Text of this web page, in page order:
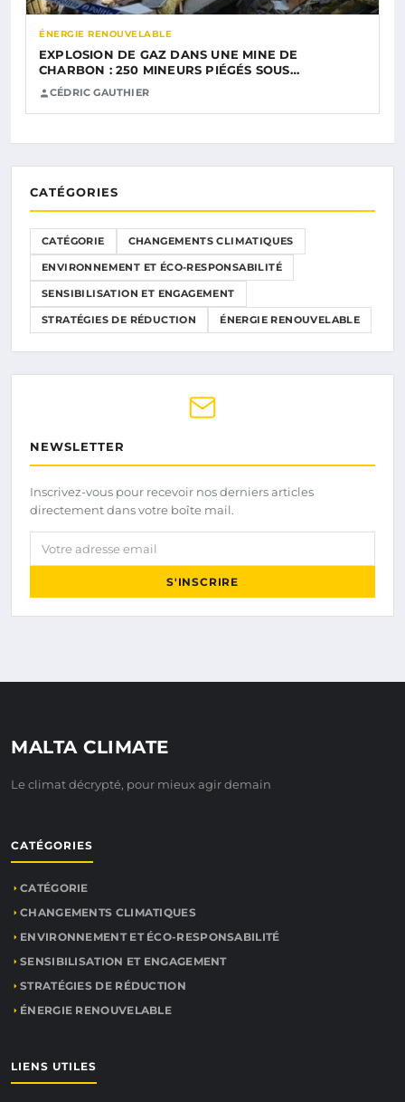
ÉNERGIE RENOUVELABLE
EXPLOSION DE GAZ DANS UNE MINE DE
CHARBON : 250 MINEURS PIÉGÉS SOUS…
CÉDRIC GAUTHIER
CATÉGORIES
CATÉGORIE CHANGEMENTS CLIMATIQUES
ENVIRONNEMENT ET ÉCO-RESPONSABILITÉ
SENSIBILISATION ET ENGAGEMENT
STRATÉGIES DE RÉDUCTION ÉNERGIE RENOUVELABLE
NEWSLETTER
Inscrivez-vous pour recevoir nos derniers articles
directement dans votre boîte mail.
Votre adresse email
S'INSCRIRE
MALTA CLIMATE
Le climat décrypté, pour mieux agir demain
CATÉGORIES
CATÉGORIE
CHANGEMENTS CLIMATIQUES
ENVIRONNEMENT ET ÉCO-RESPONSABILITÉ
SENSIBILISATION ET ENGAGEMENT
STRATÉGIES DE RÉDUCTION
ÉNERGIE RENOUVELABLE
LIENS UTILES